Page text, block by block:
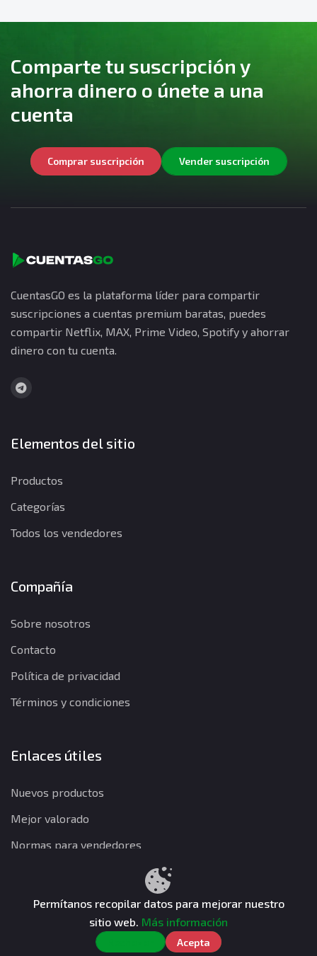
Comparte tu suscripción y
ahorra dinero o únete a una
cuenta
Comprar suscripción Vender suscripción
CuentasGO es la plataforma líder para compartir
suscripciones a cuentas premium baratas, puedes
compartir Netflix, MAX, Prime Video, Spotify y ahorrar
dinero con tu cuenta.
Elementos del sitio
Productos
Categorías
Todos los vendedores
Compañía
Sobre nosotros
Contacto
Política de privacidad
Términos y condiciones
Enlaces útiles
Nuevos productos
Mejor valorado
Normas para vendedores
Política de privacidadTérminos y condicionesPolítica de reembolso
CuentasGO © 2026. Todos los derechos reservados.
Permítanos recopilar datos para mejorar nuestro
sitio web. Más información
Acepta